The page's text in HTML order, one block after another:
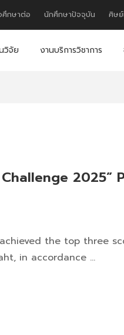
ศึกษาต่อ นักศึกษาปัจจุบัน ศิษย์
วิจัย งานบริการวิชาการ
2025”
the top three
in accordance …